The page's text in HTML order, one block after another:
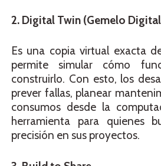
2. Digital Twin (Gemelo
Es una copia virtual exacta
permite simular cómo
construirlo. Con esto, los
prever fallas, planear
consumos desde la
herramienta para quienes
precisión en sus proyectos.